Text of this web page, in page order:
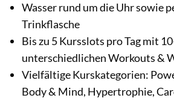
Wasser rund um die Uhr sowie
Trinkflasche
Bis zu 5 Kursslots pro Tag mit
unterschiedlichen Workouts &
Vielfältige Kurskategorien:
Body & Mind, Hypertrophie,